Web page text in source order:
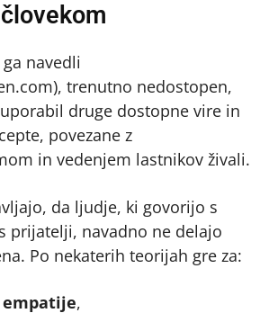
navedli
trenutno nedostopen,
druge dostopne vire in
povezane z
in vedenjem lastnikov živali.
da ljudje, ki govorijo s
prijatelji, navadno ne delajo
Po nekaterih teorijah gre za:
empatije,